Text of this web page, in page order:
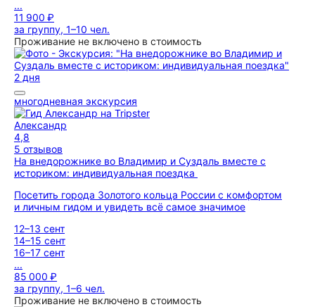
...
11 900 ₽
за группу, 1–10 чел.
Проживание не включено в стоимость
2 дня
многодневная экскурсия
Александр
4,8
5 отзывов
На внедорожнике во Владимир и Суздаль вместе с
историком: индивидуальная поездка
Посетить города Золотого кольца России с комфортом
и личным гидом и увидеть всё самое значимое
12–13 сент
14–15 сент
16–17 сент
...
85 000 ₽
за группу, 1–6 чел.
Проживание не включено в стоимость